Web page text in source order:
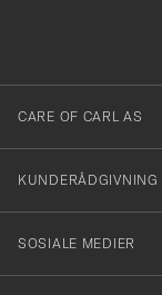
dig
till
vårt
nyhetsbrev!
CARE OF CARL AS
KUNDERÅDGIVNING
SOSIALE MEDIER